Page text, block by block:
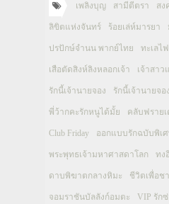
เพลิงบุญ สามีตีตรา สง
ลิขิตแห่งจันทร์ ร้อยเล่ห์มารยา
ปรปักษ์จำนน พากย์ไทย ทะเลไฟ
เสือตัดสิงห์ลิงหลอกเจ้า เจ้าสาว
รักนี้เจ้านายจอง รักนี้เจ้านายจอง
พี่ว้ากคะรักหนูได้มั้ย คลับฟรายเ
Club Friday ออกแบบรักฉบับพิเ
พระพุทธเจ้ามหาศาสดาโลก ทง
ดาบพิฆาตกลางหิมะ ชีวิตเพื่อช
จอมราชันบัลลังก์อมตะ VIP รัก